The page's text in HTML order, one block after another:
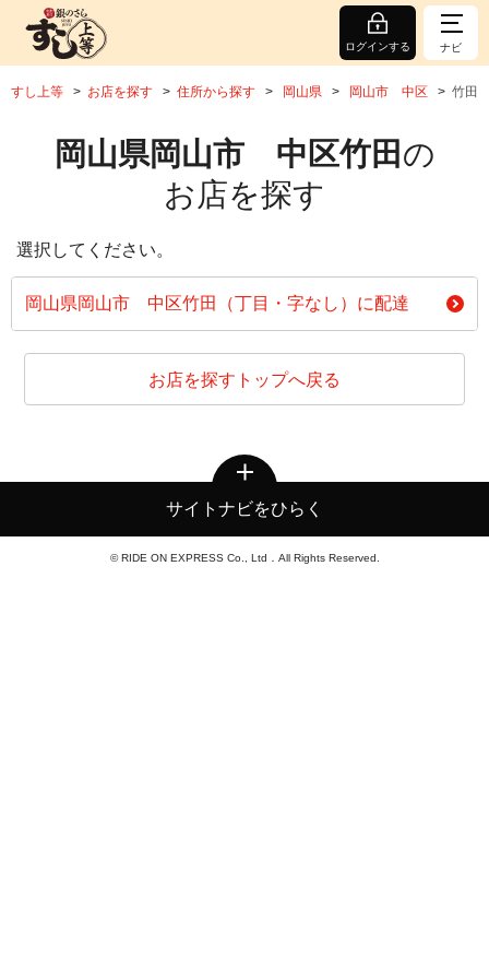
ログインする ナビ
すし上等 お店を探す 住所から探す 岡山県 岡山市 中区 竹田
岡山県岡山市 中区竹田 の
お店を探す
選択してください。
岡山県岡山市 中区竹田（丁目・字なし）に配達
お店を探すトップへ戻る
サイトナビをひらく
© RIDE ON EXPRESS Co., Ltd．All Rights Reserved.